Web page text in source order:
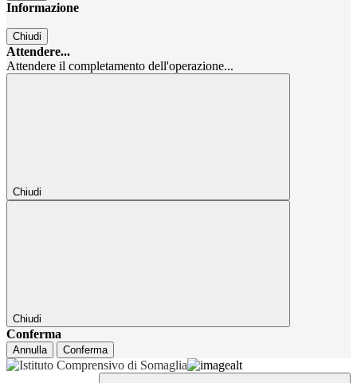
Informazione
Chiudi
Attendere...
Attendere il completamento dell'operazione...
Chiudi
Chiudi
Conferma
Annulla Conferma